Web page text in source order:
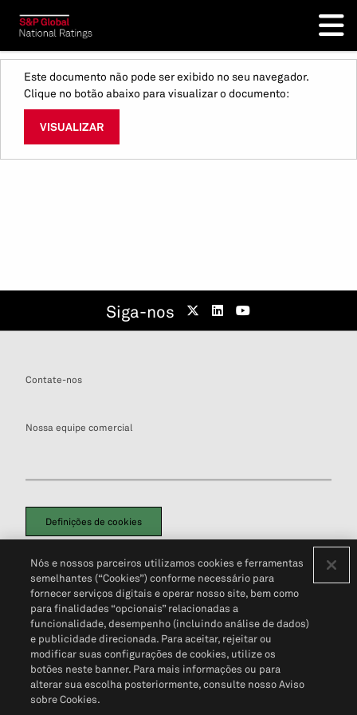
Este documento não pode ser exibido no seu navegador.
Clique no botão abaixo para visualizar o documento:
VISUALIZAR
Siga-nos
Contate-nos
Nossa equipe comercial
Definições de cookies
Política de PrivacidadePortal de privacidade do cliente (em inglês)
Não Venda Minhas Informações Pessoais© 2026 S&P Global
Nós e nossos parceiros utilizamos cookies e ferramentas
semelhantes (“Cookies”) conforme necessário para
fornecer serviços digitais e operar nosso site, bem como
para finalidades “opcionais” relacionadas a
funcionalidade, desempenho (incluindo análise de dados)
e publicidade direcionada. Para aceitar, rejeitar ou
modificar suas configurações de cookies, utilize os
botões neste banner. Para mais informações ou para
alterar sua escolha posteriormente, consulte nosso Aviso
sobre Cookies.